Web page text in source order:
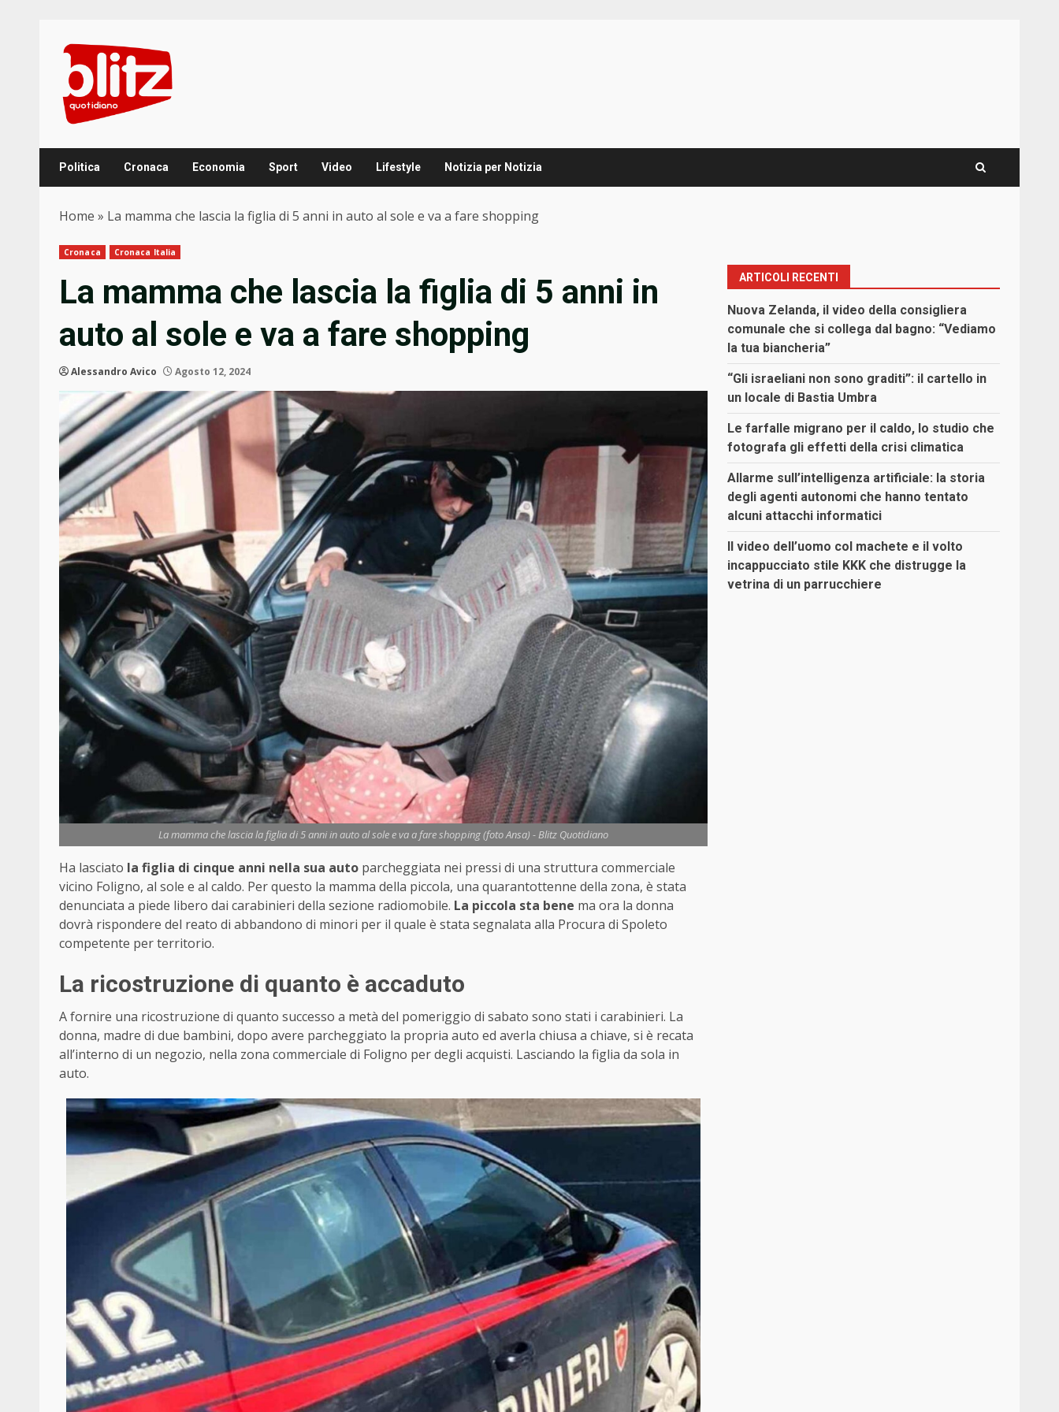
content
Politica Cronaca Economia Sport Video Lifestyle Notizia per Notizia
Home » La mamma che lascia la figlia di 5 anni in auto al sole e va a fare shopping
Cronaca Cronaca Italia
La mamma che lascia la figlia di 5 anni in
auto al sole e va a fare shopping
Alessandro Avico Agosto 12, 2024
La mamma che lascia la figlia di 5 anni in auto al sole e va a fare shopping (foto Ansa) - Blitz Quotidiano
Ha lasciato la figlia di cinque anni nella sua auto parcheggiata nei pressi di una struttura commerciale
vicino Foligno, al sole e al caldo. Per questo la mamma della piccola, una quarantottenne della zona, è stata
denunciata a piede libero dai carabinieri della sezione radiomobile. La piccola sta bene ma ora la donna
dovrà rispondere del reato di abbandono di minori per il quale è stata segnalata alla Procura di Spoleto
competente per territorio.
La ricostruzione di quanto è accaduto
A fornire una ricostruzione di quanto successo a metà del pomeriggio di sabato sono stati i carabinieri. La
donna, madre di due bambini, dopo avere parcheggiato la propria auto ed averla chiusa a chiave, si è recata
all’interno di un negozio, nella zona commerciale di Foligno per degli acquisti. Lasciando la figlia da sola in
auto.
ARTICOLI RECENTI
Nuova Zelanda, il video della consigliera
comunale che si collega dal bagno: “Vediamo
la tua biancheria”
“Gli israeliani non sono graditi”: il cartello in
un locale di Bastia Umbra
Le farfalle migrano per il caldo, lo studio che
fotografa gli effetti della crisi climatica
Allarme sull’intelligenza artificiale: la storia
degli agenti autonomi che hanno tentato
alcuni attacchi informatici
Il video dell’uomo col machete e il volto
incappucciato stile KKK che distrugge la
vetrina di un parrucchiere